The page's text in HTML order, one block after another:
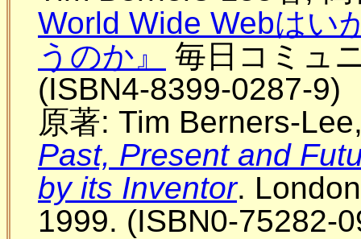
World Wide Webはい
うのか』
毎日コミュ
(ISBN4-8399-0287-9)
原著: Tim Berners-
Past, Present and
by its Inventor.
1999. (ISBN0-75282-